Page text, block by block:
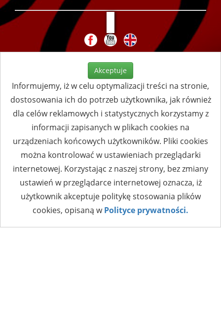
Akceptuje
Informujemy, iż w celu optymalizacji treści na stronie,
dostosowania ich do potrzeb użytkownika, jak również
dla celów reklamowych i statystycznych korzystamy z
informacji zapisanych w plikach cookies na
urządzeniach końcowych użytkowników. Pliki cookies
można kontrolować w ustawieniach przeglądarki
internetowej. Korzystając z naszej strony, bez zmiany
ustawień w przeglądarce internetowej oznacza, iż
użytkownik akceptuje politykę stosowania plików
cookies, opisaną wPolityce prywatności.